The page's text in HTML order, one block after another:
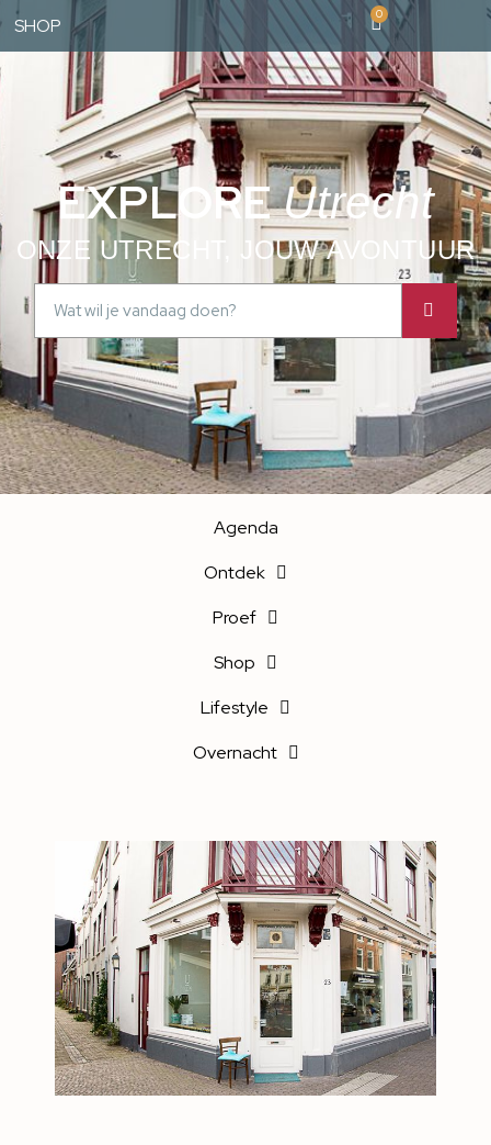
SHOP
0
EXPLOREUtrecht
ONZE UTRECHT, JOUW AVONTUUR
Agenda
Ontdek
Proef
Shop
Lifestyle
Overnacht